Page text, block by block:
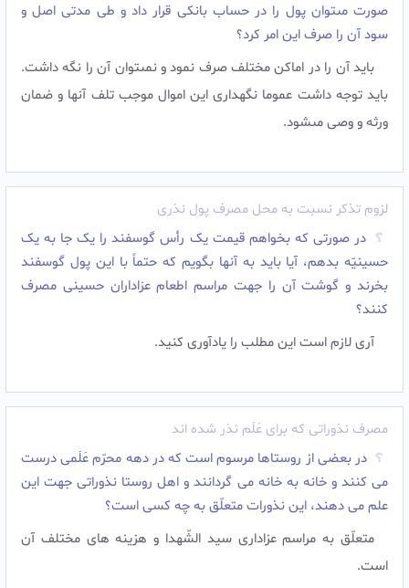
صورت مى‏توان پول را در حساب بانكى قرار داد و طى مدتى اصل و
سود آن را صرف اين امر كرد؟
بايد آن را در اماكن مختلف صرف نمود و نمى‏توان آن را نگه داشت.
بايد توجه داشت عموما نگه‏دارى اين اموال موجب تلف آنها و ضمان
ورثه و وصى مى‏شود.
لزوم تذکر نسبت به محل مصرف پول نذری
در صورتى که بخواهم قیمت یک رأس گوسفند را یک جا به یک
حسینیّه بدهم، آیا باید به آنها بگویم که حتماً با این پول گوسفند
بخرند و گوشت آن را جهت مراسم اطعام عزاداران حسینى مصرف
کنند؟
آرى لازم است این مطلب را یادآورى کنید.
مصرف نذوراتی که برای عَلَم نذر شده اند
در بعضى از روستاها مرسوم است که در دهه محرّم عَلَمى درست
مى کنند و خانه به خانه مى گردانند و اهل روستا نذوراتى جهت این
علم مى دهند، این نذورات متعلّق به چه کسى است؟
متعلّق به مراسم عزادارى سید الشّهدا و هزینه هاى مختلف آن
است.